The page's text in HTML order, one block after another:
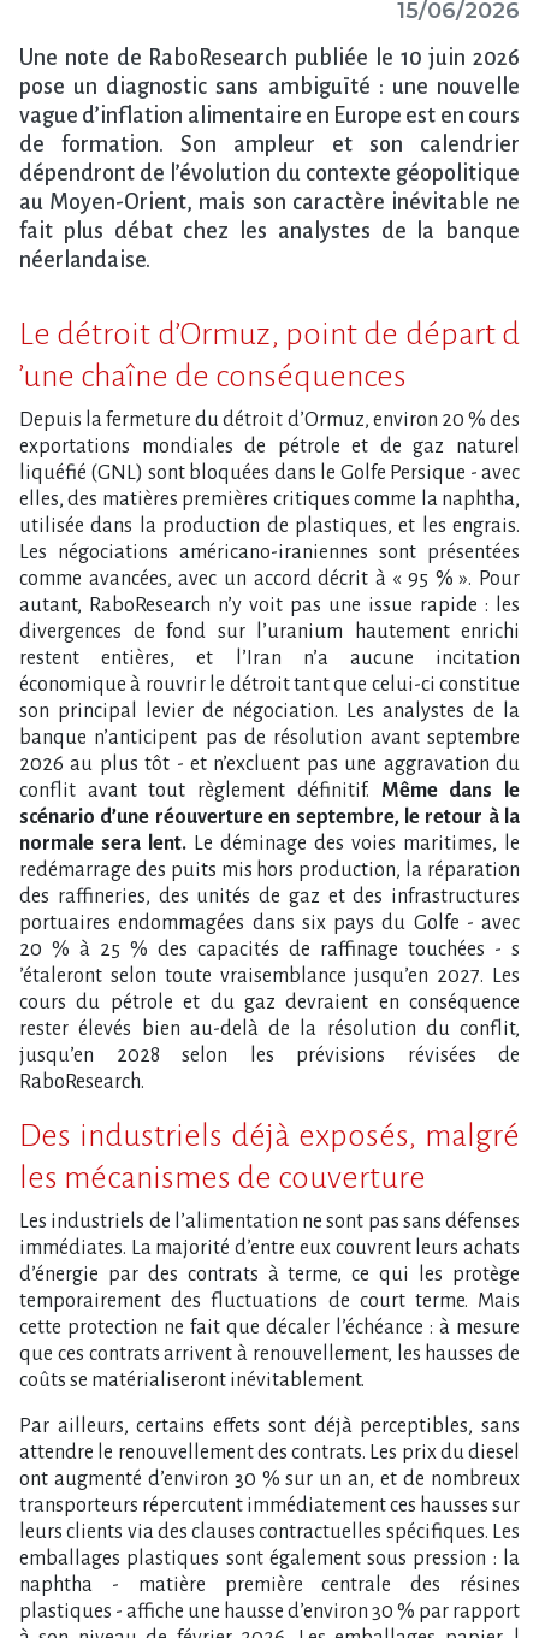
15/06/2026
Une note de RaboResearch publiée le 10 juin 2026
pose un diagnostic sans ambiguïté : une nouvelle
vague d​‌’inflation alimentaire en Europe est en cours
de formation. Son ampleur et son calendrier
dépendront de l​‌’évolution du contexte géopolitique
au Moyen-Orient, mais son caractère inévitable ne
fait plus débat chez les analystes de la banque
néerlandaise.
Le détroit d​‌’Ormuz, point de départ d​
‌’une chaîne de conséquences
Depuis la fermeture du détroit d​‌’Ormuz, environ 20 % des
exportations mondiales de pétrole et de gaz naturel
liquéfié (GNL) sont bloquées dans le Golfe Persique - avec
elles, des matières premières critiques comme la naphtha,
utilisée dans la production de plastiques, et les engrais.
Les négociations américano-iraniennes sont présentées
comme avancées, avec un accord décrit à « 95 % ». Pour
autant, RaboResearch n​‌’y voit pas une issue rapide : les
divergences de fond sur l​‌’uranium hautement enrichi
restent entières, et l​‌’Iran n​‌’a aucune incitation
économique à rouvrir le détroit tant que celui-ci constitue
son principal levier de négociation. Les analystes de la
banque n​‌’anticipent pas de résolution avant septembre
2026 au plus tôt - et n​‌’excluent pas une aggravation du
conflit avant tout règlement définitif. Même dans le
scénario d​‌’une réouverture en septembre, le retour à la
normale sera lent. Le déminage des voies maritimes, le
redémarrage des puits mis hors production, la réparation
des raffineries, des unités de gaz et des infrastructures
portuaires endommagées dans six pays du Golfe - avec
20 % à 25 % des capacités de raffinage touchées - s​
‌’étaleront selon toute vraisemblance jusqu​‌’en 2027. Les
cours du pétrole et du gaz devraient en conséquence
rester élevés bien au-delà de la résolution du conflit,
jusqu​‌’en 2028 selon les prévisions révisées de
RaboResearch.
Des industriels déjà exposés, malgré
les mécanismes de couverture
Les industriels de l​‌’alimentation ne sont pas sans défenses
immédiates. La majorité d​‌’entre eux couvrent leurs achats
d​‌’énergie par des contrats à terme, ce qui les protège
temporairement des fluctuations de court terme. Mais
cette protection ne fait que décaler l​‌’échéance : à mesure
que ces contrats arrivent à renouvellement, les hausses de
coûts se matérialiseront inévitablement.
Par ailleurs, certains effets sont déjà perceptibles, sans
attendre le renouvellement des contrats. Les prix du diesel
ont augmenté d​‌’environ 30 % sur un an, et de nombreux
transporteurs répercutent immédiatement ces hausses sur
leurs clients via des clauses contractuelles spécifiques. Les
emballages plastiques sont également sous pression : la
naphtha - matière première centrale des résines
plastiques - affiche une hausse d​‌’environ 30 % par rapport